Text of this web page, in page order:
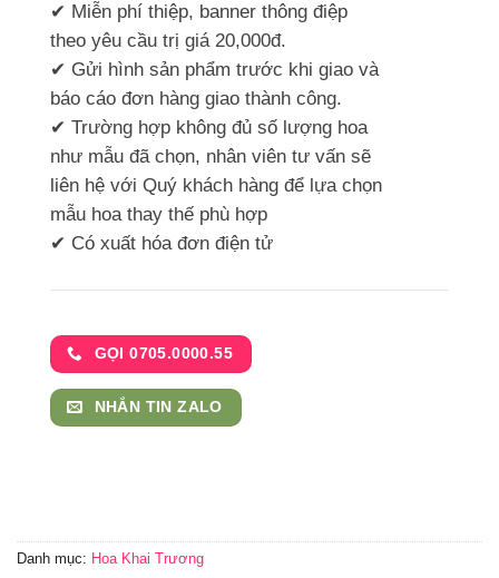
✔ Miễn phí thiệp, banner thông điệp
theo yêu cầu trị giá 20,000đ.
✔ Gửi hình sản phẩm trước khi giao và
báo cáo đơn hàng giao thành công.
✔ Trường hợp không đủ số lượng hoa
như mẫu đã chọn, nhân viên tư vấn sẽ
liên hệ với Quý khách hàng để lựa chọn
mẫu hoa thay thế phù hợp
✔ Có xuất hóa đơn điện tử
GỌI 0705.0000.55
NHẮN TIN ZALO
Danh mục: Hoa Khai Trương